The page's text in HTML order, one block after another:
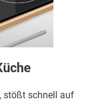
stößt schnell auf